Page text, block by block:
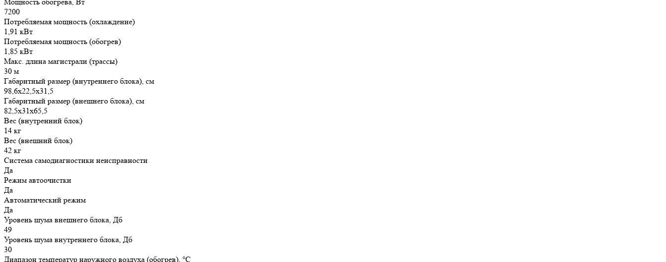
7200
Потребляемая мощность (охлаждение)
1,91 кВт
Потребляемая мощность (обогрев)
1,85 кВт
Макс. длина магистрали (трассы)
30 м
Габаритный размер (внутреннего блока), см
98,6х22,5х31,5
Габаритный размер (внешнего блока), см
82,5х31х65,5
Вес (внутренний блок)
14 кг
Вес (внешний блок)
42 кг
Система самодиагностики неисправности
Да
Режим автоочистки
Да
Автоматический режим
Да
Уровень шума внешнего блока, Дб
49
Уровень шума внутреннего блока, Дб
30
Диапазон температур наружного воздуха (обогрев), °C